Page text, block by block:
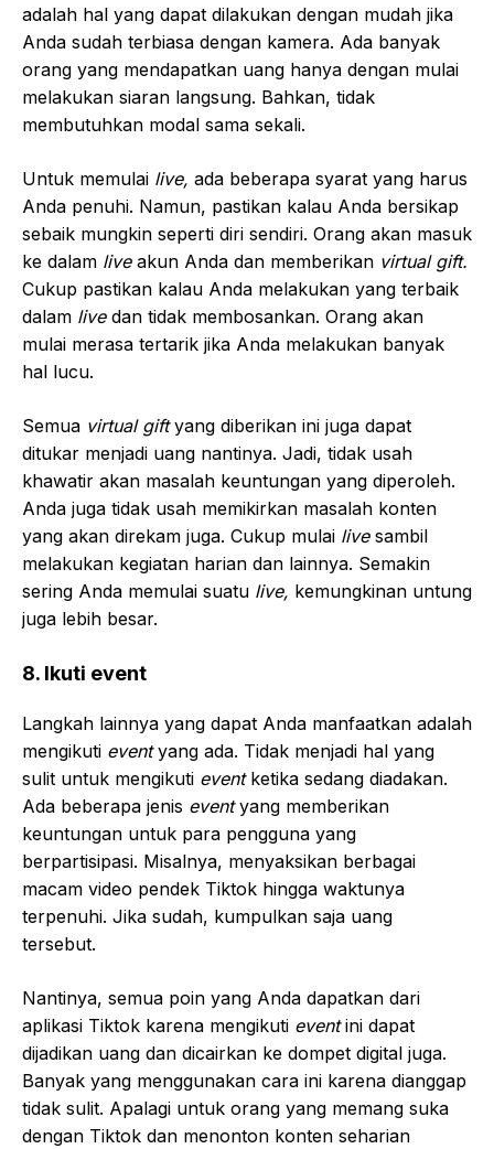
adalah hal yang dapat dilakukan dengan mudah jika
Anda sudah terbiasa dengan kamera. Ada banyak
orang yang mendapatkan uang hanya dengan mulai
melakukan siaran langsung. Bahkan, tidak
membutuhkan modal sama sekali.
Untuk memulai live, ada beberapa syarat yang harus
Anda penuhi. Namun, pastikan kalau Anda bersikap
sebaik mungkin seperti diri sendiri. Orang akan masuk
ke dalam live akun Anda dan memberikan virtual gift.
Cukup pastikan kalau Anda melakukan yang terbaik
dalam live dan tidak membosankan. Orang akan
mulai merasa tertarik jika Anda melakukan banyak
hal lucu.
Semua virtual giftyang diberikan ini juga dapat
ditukar menjadi uang nantinya. Jadi, tidak usah
khawatir akan masalah keuntungan yang diperoleh.
Anda juga tidak usah memikirkan masalah konten
yang akan direkam juga. Cukup mulai live sambil
melakukan kegiatan harian dan lainnya. Semakin
sering Anda memulai suatu live, kemungkinan untung
juga lebih besar.
8. Ikuti event
Langkah lainnya yang dapat Anda manfaatkan adalah
mengikuti eventyang ada. Tidak menjadi hal yang
sulit untuk mengikuti event ketika sedang diadakan.
Ada beberapa jenis eventyang memberikan
keuntungan untuk para pengguna yang
berpartisipasi. Misalnya, menyaksikan berbagai
macam video pendek Tiktok hingga waktunya
terpenuhi. Jika sudah, kumpulkan saja uang
tersebut.
Nantinya, semua poin yang Anda dapatkan dari
aplikasi Tiktok karena mengikuti eventini dapat
dijadikan uang dan dicairkan ke dompet digital juga.
Banyak yang menggunakan cara ini karena dianggap
tidak sulit. Apalagi untuk orang yang memang suka
dengan Tiktok dan menonton konten seharian